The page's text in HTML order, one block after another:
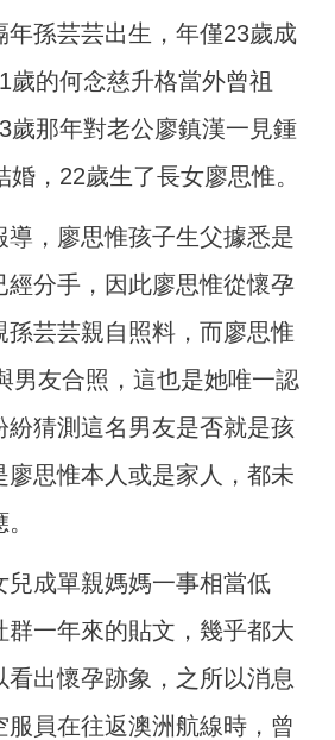
年孫芸芸出生，年僅23歲成
歲的何念慈升格當外曾祖
歲那年對老公廖鎮漢一見鍾
，22歲生了長女廖思惟。
導，廖思惟孩子生父據悉是
經分手，因此廖思惟從懷孕
孫芸芸親自照料，而廖思惟
男友合照，這也是她唯一認
紛猜測這名男友是否就是孩
廖思惟本人或是家人，都未
兒成單親媽媽一事相當低
群一年來的貼文，幾乎都大
看出懷孕跡象，之所以消息
服員在往返澳洲航線時，曾